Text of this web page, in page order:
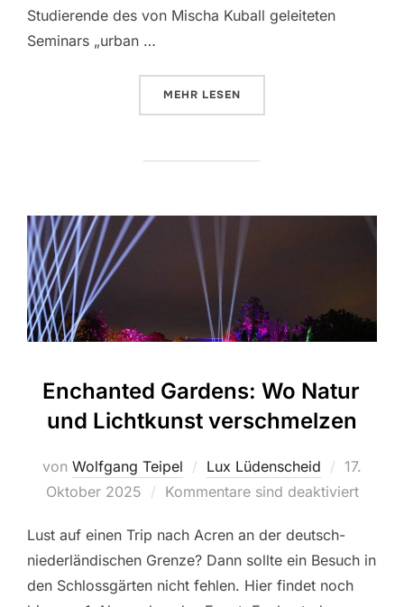
Studierende des von Mischa Kuball geleiteten
Seminars „urban …
MEHR ÜBER „NACHT DER
LESEN
Enchanted Gardens: Wo Natur
und Lichtkunst verschmelzen
von Wolfgang Teipel Lux Lüdenscheid
am
17.
Oktober 2025
Kommentare sind deaktiviert
Lust auf einen Trip nach Acren an der deutsch-
niederländischen Grenze? Dann sollte ein Besuch in
den Schlossgärten nicht fehlen. Hier findet noch